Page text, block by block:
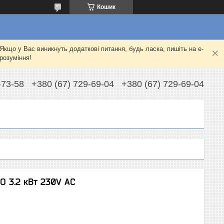
Кошик
у Вас виникнуть додаткові питання, будь ласка, пишіть на e-
58 +380 (67) 729-69-04 +380 (67) 729-69-04
3.2 кВт 230V AC